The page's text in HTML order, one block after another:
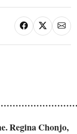
Regina Chonjo,